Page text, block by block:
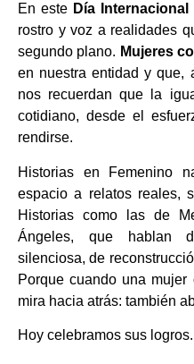
En este Día
rostro y voz a realidades
segundo plano. Mujeres
en nuestra entidad y que,
nos recuerdan que la
cotidiano, desde el
rendirse.
Historias en Femenino
espacio a relatos reales,
Historias como las de
Ángeles, que hablan
silenciosa, de
Porque cuando una
mira hacia atrás: también
Hoy celebramos sus